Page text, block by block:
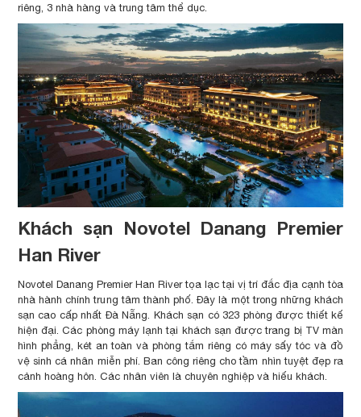
riêng, 3 nhà hàng và trung tâm thể dục.
Khách sạn Novotel Danang Premier
Han River
Novotel Danang Premier Han River tọa lạc tại vị trí đắc địa cạnh tòa
nhà hành chính trung tâm thành phố. Đây là một trong những khách
sạn cao cấp nhất Đà Nẵng. Khách sạn có 323 phòng được thiết kế
hiện đại. Các phòng máy lạnh tại khách sạn được trang bị TV màn
hình phẳng, két an toàn và phòng tắm riêng có máy sấy tóc và đồ
vệ sinh cá nhân miễn phí. Ban công riêng cho tầm nhìn tuyệt đẹp ra
cảnh hoàng hôn. Các nhân viên là chuyên nghiệp và hiếu khách.